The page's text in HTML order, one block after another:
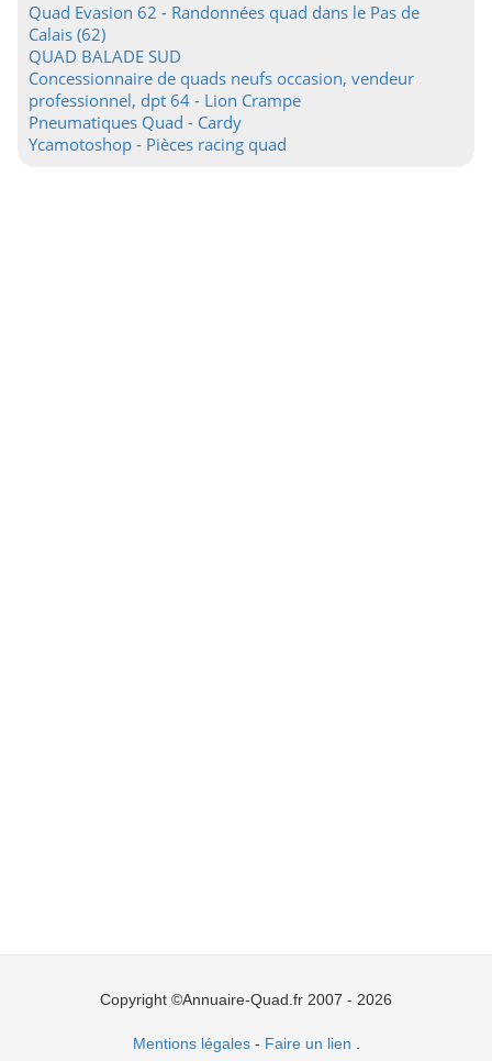
Quad Evasion 62 - Randonnées quad dans le Pas de
Calais (62)
QUAD BALADE SUD
Concessionnaire de quads neufs occasion, vendeur
professionnel, dpt 64 - Lion Crampe
Pneumatiques Quad - Cardy
Ycamotoshop - Pièces racing quad
Copyright ©Annuaire-Quad.fr 2007 - 2026
Mentions légales- Faire un lien